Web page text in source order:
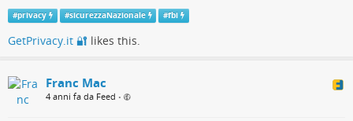
#privacy #sicurezzaNazionale #fbi
GetPrivacy.it 🔐 likes this.
Franc Mac
4 anni fa da Feed •